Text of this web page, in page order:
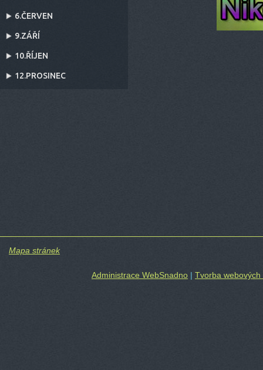
6.ČERVEN
9.ZÁŘÍ
10.ŘÍJEN
12.PROSINEC
Mapa stránek
Administrace WebSnadno | Tvorba